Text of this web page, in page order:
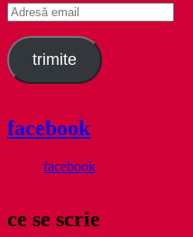
Adresă
email
trimite
facebook
facebook
ce se scrie